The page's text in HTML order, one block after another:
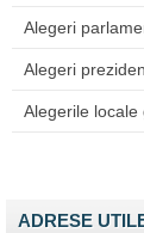
Alegeri
Alegeri
Alegerile locale
ADRESE